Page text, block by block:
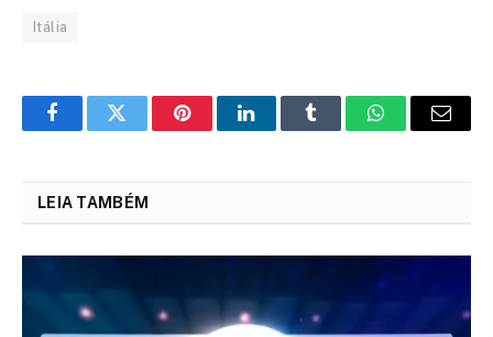
Itália
FacebookTwitter PinterestLinkedInTumblr WhatsAppEmail
LEIA TAMBÉM